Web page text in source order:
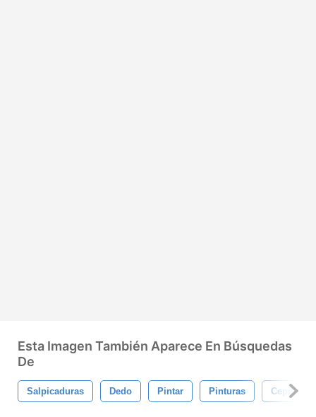
Esta Imagen También Aparece En Búsquedas
De
Salpicaduras Dedo Pintar Pinturas Cepillo